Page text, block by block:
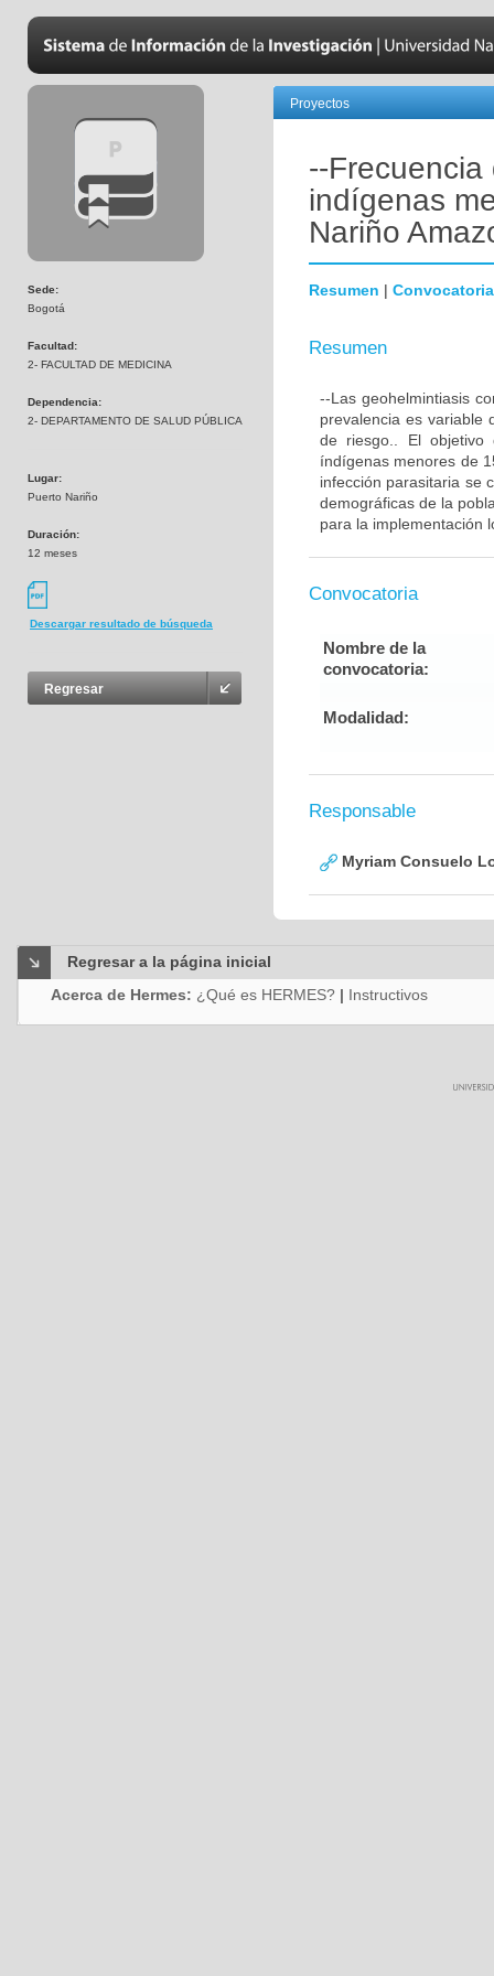
Sede:
Bogotá
Facultad:
2- FACULTAD DE MEDICINA
Dependencia:
2- DEPARTAMENTO DE SALUD PÚBLICA
Lugar:
Puerto Nariño
Duración:
12 meses
Descargar resultado de búsqueda
Regresar
Proyectos
--
indígenas
Nariño
Resumen | Convocatoria
Resumen
--Las geohelmintiasis
prevalencia es variable
de riesgo.. El objetivo
índígenas menores de
infección parasitaria se
demográficas de la
para la implementación
Convocatoria
Nombre de la
convocatoria:
Modalidad:
Responsable
Myriam Consuelo
Regresar a la página inicial
Acerca de Hermes: ¿Qué es HERMES? | Instructivos